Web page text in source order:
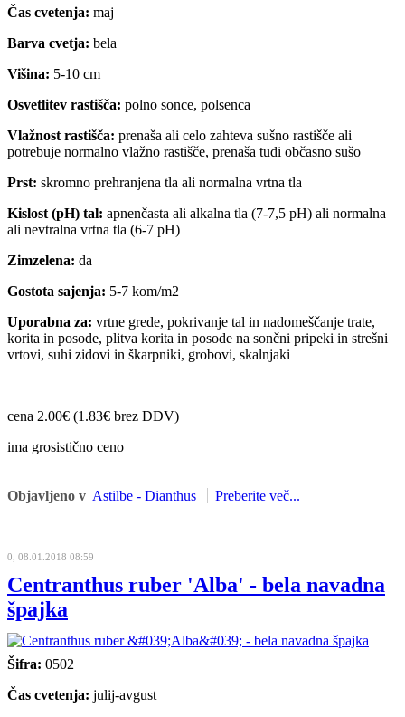
Čas cvetenja: maj
Barva cvetja: bela
Višina: 5-10 cm
Osvetlitev rastišča: polno sonce, polsenca
Vlažnost rastišča: prenaša ali celo zahteva sušno rastišče ali
potrebuje normalno vlažno rastišče, prenaša tudi občasno sušo
Prst: skromno prehranjena tla ali normalna vrtna tla
Kislost (pH) tal: apnenčasta ali alkalna tla (7-7,5 pH) ali normalna
ali nevtralna vrtna tla (6-7 pH)
Zimzelena: da
Gostota sajenja: 5-7 kom/m2
Uporabna za: vrtne grede, pokrivanje tal in nadomeščanje trate,
korita in posode, plitva korita in posode na sončni pripeki in strešni
vrtovi, suhi zidovi in škarpniki, grobovi, skalnjaki
cena 2.00€ (1.83€ brez DDV)
ima grosistično ceno
Objavljeno v Astilbe - Dianthus Preberite več...
0, 08.01.2018 08:59
Centranthus ruber 'Alba' - bela navadna
špajka
Šifra: 0502
Čas cvetenja: julij-avgust